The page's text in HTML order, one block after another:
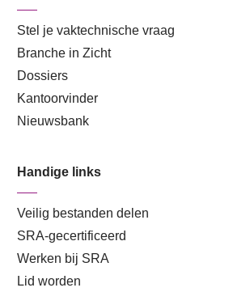
Stel je vaktechnische vraag
Branche in Zicht
Dossiers
Kantoorvinder
Nieuwsbank
Handige links
Veilig bestanden delen
SRA-gecertificeerd
Werken bij SRA
Lid worden